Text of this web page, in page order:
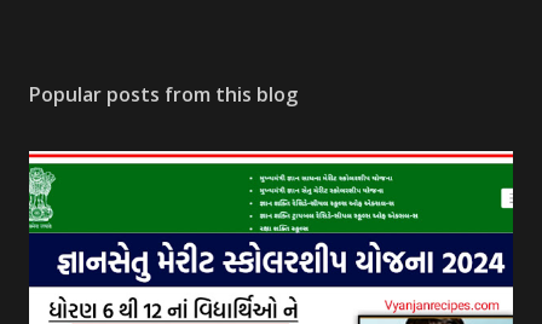
Popular posts from this blog